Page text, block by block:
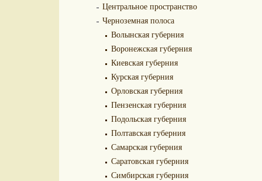
Центральное пространство
Черноземная полоса
Волынская губерния
Воронежская губерния
Киевская губерния
Курская губерния
Орловская губерния
Пензенская губерния
Подольская губерния
Полтавская губерния
Самарская губерния
Саратовская губерния
Симбирская губерния